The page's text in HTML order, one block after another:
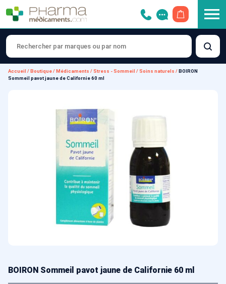
Accueil / Boutique/ Médicaments /Stress - Sommeil /Soins naturels / BOIRON
Sommeil pavot jaune de Californie 60 ml
BOIRON Sommeil pavot jaune de Californie 60 ml